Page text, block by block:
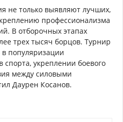
не только выявляют лучших,
профессионализма
В отборочных этапах
трех тысяч борцов. Турнир
популяризации
укреплении боевого
между силовыми
Даурен Косанов.